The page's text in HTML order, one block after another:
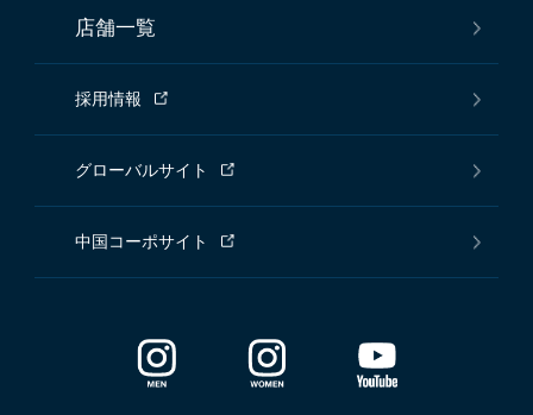
店舗一覧
採用情報
グローバルサイト
中国コーポサイト